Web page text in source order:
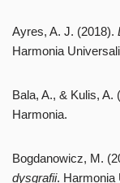
Ayres, A. J. (2018).
Harmonia
Bala, A., & Kulis, A.
Harmonia.
Bogdanowicz, M.
dysgrafii. Harmonia